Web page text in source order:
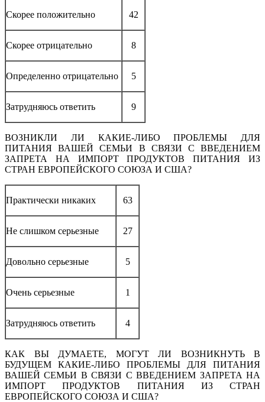
Скорее положительно 42
Скорее отрицательно 8
Определенно отрицательно 5
Затрудняюсь ответить 9
ВОЗНИКЛИ ЛИ КАКИЕ-ЛИБО ПРОБЛЕМЫ ДЛЯ
ПИТАНИЯ ВАШЕЙ СЕМЬИ В СВЯЗИ С ВВЕДЕНИЕМ
ЗАПРЕТА НА ИМПОРТ ПРОДУКТОВ ПИТАНИЯ ИЗ
СТРАН ЕВРОПЕЙСКОГО СОЮЗА И США?
Практически никаких 63
Не слишком серьезные 27
Довольно серьезные 5
Очень серьезные 1
Затрудняюсь ответить 4
КАК ВЫ ДУМАЕТЕ, МОГУТ ЛИ ВОЗНИКНУТЬ В
БУДУЩЕМ КАКИЕ-ЛИБО ПРОБЛЕМЫ ДЛЯ ПИТАНИЯ
ВАШЕЙ СЕМЬИ В СВЯЗИ С ВВЕДЕНИЕМ ЗАПРЕТА НА
ИМПОРТ ПРОДУКТОВ ПИТАНИЯ ИЗ СТРАН
ЕВРОПЕЙСКОГО СОЮЗА И США?